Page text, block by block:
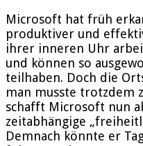
Microsoft hat früh
produktiver und
ihrer inneren Uhr
und können so
teilhaben. Doch die
man musste trotzdem
schafft Microsoft nun
zeitabhängige
Demnach könnte er